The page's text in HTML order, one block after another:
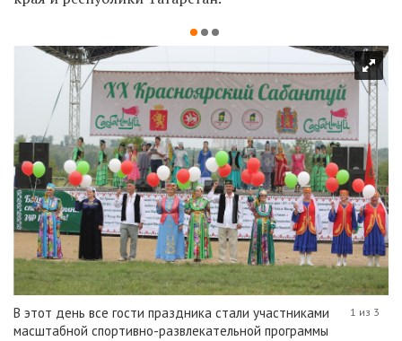
В этот день все гости праздника стали участниками
масштабной спортивно-развлекательной программы
1 из 3